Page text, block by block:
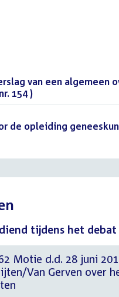
van een algemeen
154 )
de opleiding
tijdens het debat
Motie d.d. 28 juni
Van Gerven over